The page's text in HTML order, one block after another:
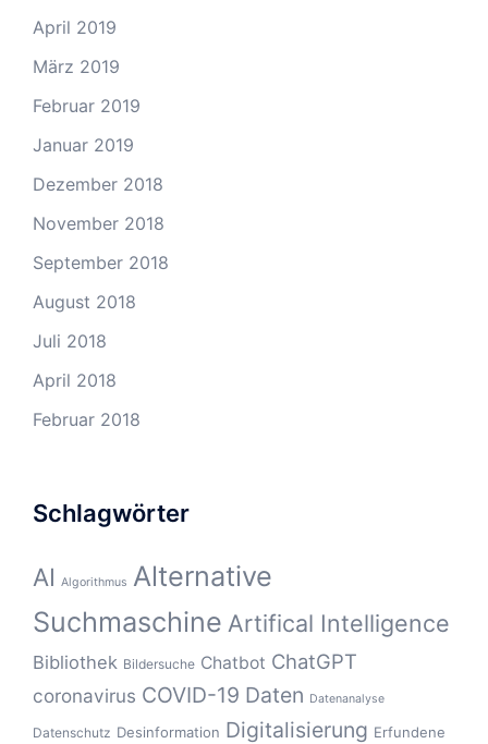
April 2019
März 2019
Februar 2019
Januar 2019
Dezember 2018
November 2018
September 2018
August 2018
Juli 2018
April 2018
Februar 2018
Schlagwörter
AI Algorithmus Alternative
Suchmaschine Artifical Intelligence
Bibliothek Bildersuche Chatbot ChatGPT
coronavirus COVID-19 Daten Datenanalyse
Datenschutz Desinformation Digitalisierung Erfundene